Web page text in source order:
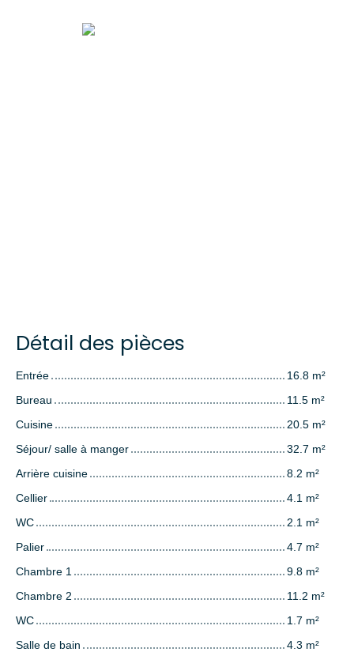
Détail des pièces
Entrée
16.8 m²
Bureau
11.5 m²
Cuisine
20.5 m²
Séjour/ salle à manger
32.7 m²
Arrière cuisine
8.2 m²
Cellier
4.1 m²
WC
2.1 m²
Palier
4.7 m²
Chambre 1
9.8 m²
Chambre 2
11.2 m²
WC
1.7 m²
Salle de bain
4.3 m²